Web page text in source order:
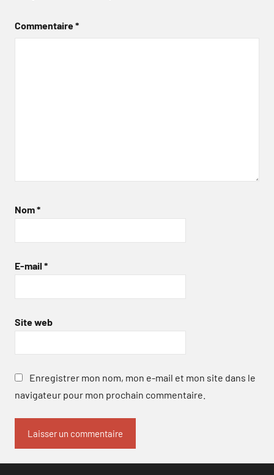
Commentaire*
Nom*
E-mail *
Site web
Enregistrer mon nom, mon e-mail et mon site dans le
navigateur pour mon prochain commentaire.